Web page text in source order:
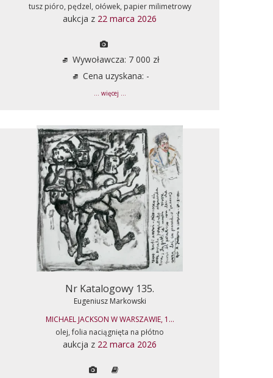
tusz pióro, pędzel, ołówek, papier milimetrowy
aukcja z 22 marca 2026
Wywoławcza: 7 000 zł
Cena uzyskana: -
... więcej ...
Nr Katalogowy 135.
Eugeniusz Markowski
MICHAEL JACKSON W WARSZAWIE, 1...
olej, folia naciągnięta na płótno
aukcja z 22 marca 2026